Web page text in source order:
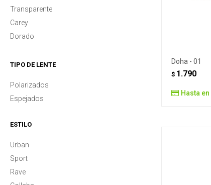
Doha - 01
$ 1.790
Hasta en
Transparente
Carey
Dorado
TIPO DE LENTE
Polarizados
Espejados
ESTILO
Urban
Sport
Rave